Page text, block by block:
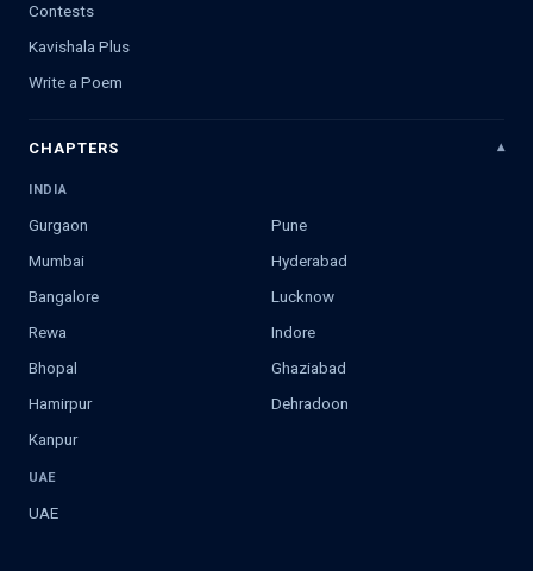
Contests
Kavishala Plus
Write a Poem
CHAPTERS
INDIA
Gurgaon
Pune
Mumbai
Hyderabad
Bangalore
Lucknow
Rewa
Indore
Bhopal
Ghaziabad
Hamirpur
Dehradoon
Kanpur
UAE
UAE